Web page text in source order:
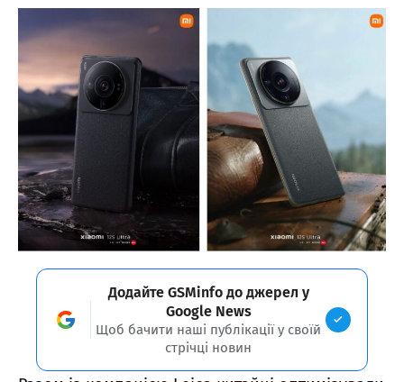
Додайте GSMinfo до джерел у
Google News
Щоб бачити наші публікації у своїй
стрічці новин